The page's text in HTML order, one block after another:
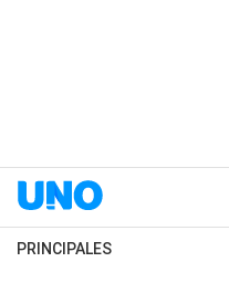
PRINCIPALES